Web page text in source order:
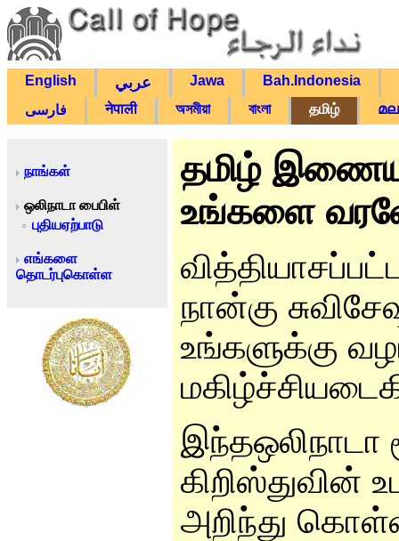
English عربي Jawa
Bah.Indonesia
فارسی
नेपाली অসমীয়া বাংলা தமிழ்
நாங்கள்
ஒலிநாடா பைபிள்
புதியஏற்பாடு
எங்களை
தொடர்புகொள்ள
தமிழ்
உங்களை
நான்கு
உங்களுக்கு
கிறிஸ்துவின்
அறிந்து